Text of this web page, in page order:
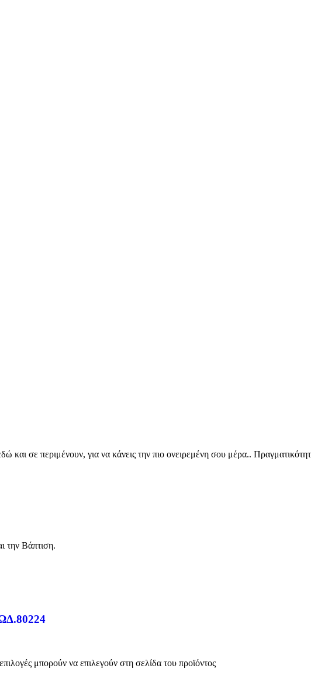
και σε περιμένουν, για να κάνεις την πιο ονειρεμένη σου μέρα..
την Βάπτιση.
μπορούν να επιλεγούν στη σελίδα του προϊόντος